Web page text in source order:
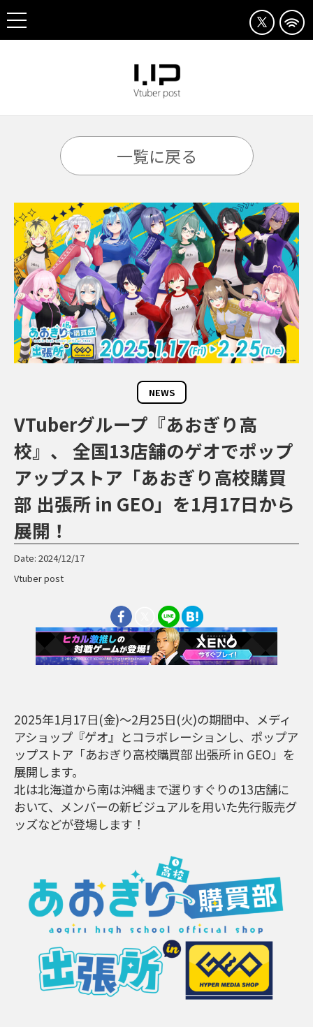
一覧に戻る
NEWS
VTuberグループ『あおぎり高
校』、 全国13店舗のゲオでポップ
アップストア「あおぎり高校購買
部 出張所 in GEO」を1月17日から
展開！
Date: 2024/12/17
Vtuber post
2025年1月17日(金)～2月25日(火)の期間中、メディ
アショップ『ゲオ』とコラボレーションし、ポップア
ップストア「あおぎり高校購買部 出張所 in GEO」を
展開します。
北は北海道から南は沖縄まで選りすぐりの13店舗に
おいて、メンバーの新ビジュアルを用いた先行販売グ
ッズなどが登場します！